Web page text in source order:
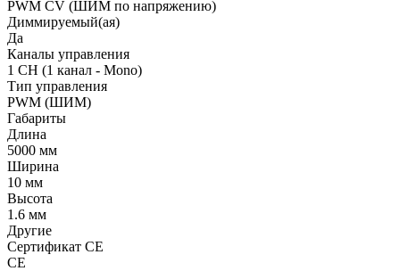
PWM СV (ШИМ по напряжению)
Диммируемый(ая)
Да
Каналы управления
1 CH (1 канал - Mono)
Тип управления
PWM (ШИМ)
Габариты
Длина
5000 мм
Ширина
10 мм
Высота
1.6 мм
Другие
Сертификат CE
CE